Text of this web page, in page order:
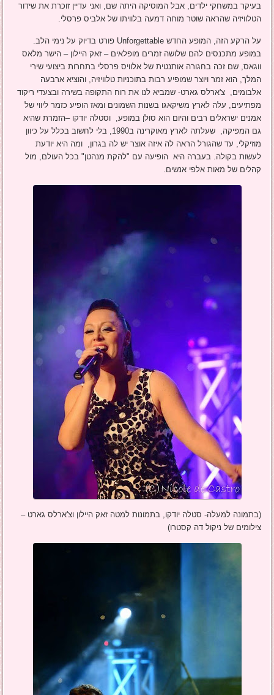
בעיקר במשחקי ילדים, אבל המוסיקה היתה שם, ואני עדיין זוכרת את שידור
הטלוויזיה שהראה שוטר מוחה דמעה בלוויתו של אלביס פרסלי.
על הרקע הזה, המופע החדש Unforgettable פורט בדיוק על נימי הלב.
במופע מתכנסים להם שלושה זמרים מופלאים – זאק היילון – הישר מלאס
ווגאס, שם זכה בחגורה אותנטית של אלוויס פרסלי בתחרות ביצועי שירי
המלך, הוא זמר ויוצר שמופיע רבות בתוכניות טלוויזיה, והוציא ארבעה
אלבומים, צ'ארלס גארט- שמביא לנו את רוח התקופה בשירה ובצעדי ריקוד
מפתיעים, עלה לארץ משיקאגו בשנות השמונים ומאז הופיע כזמר ליווי של
אמנים ישראלים רבים והיום הוא סולן במופע, וסטלה יודקו –הזמרת שהיא
גם המפיקה, שעלתה לארץ מאוקרינה ב1990, בלי לחשוב בכלל על כיוון
מוזיקלי, עד שהגורל הראה לה איזה אוצר יש לה בגרון, ומה היא יודעת
לעשות בקולה. בעברה היא הופיעה עם "להקת מנהטן" בכל העולם, מול
קהלים של מאות אלפי אנשים.
(בתמונה למעלה- סטלה יודקו, בתמונות למטה זאק היילון וצ'ארלס גארט –
צילומים של ניקול דה קסטרו)